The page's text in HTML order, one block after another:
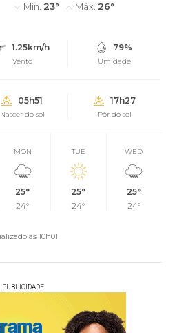
Mín. 23° Máx. 26°
1.25km/h
Vento
79%
Umidade
05h51
Nascer do sol
17h27
Pôr do sol
MON
25°
24°
TUE
25°
24°
WED
25°
24°
às 10h01
PUBLICIDADE